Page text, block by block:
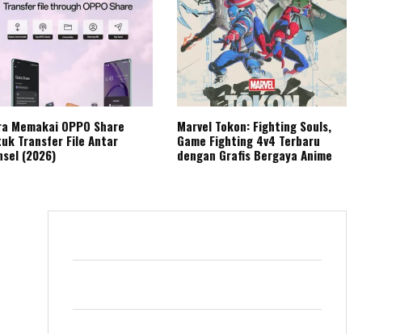
Memakai OPPO Share
Transfer File Antar
(2026)
Marvel Tokon: Fighting Souls,
Game Fighting 4v4 Terbaru
dengan Grafis Bergaya Anime